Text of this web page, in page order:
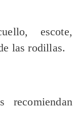
escote,
las rodillas.
recomiendan